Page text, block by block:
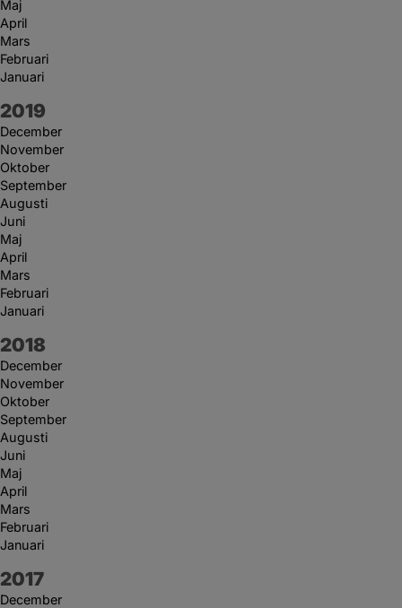
Maj
April
Mars
Februari
Januari
År:
2019
December
November
Oktober
September
Augusti
Juni
Maj
April
Mars
Februari
Januari
År:
2018
December
November
Oktober
September
Augusti
Juni
Maj
April
Mars
Februari
Januari
År:
2017
December